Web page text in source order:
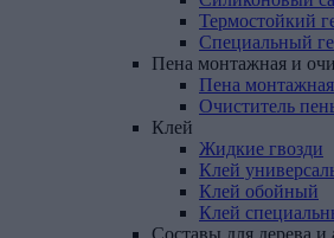
Термостойкий
Специальный
Пена монтажная и
Пена монтажная
Очиститель
Клей
Жидкие гвозди
Клей
Клей обойный
Клей
Составы для дерева и